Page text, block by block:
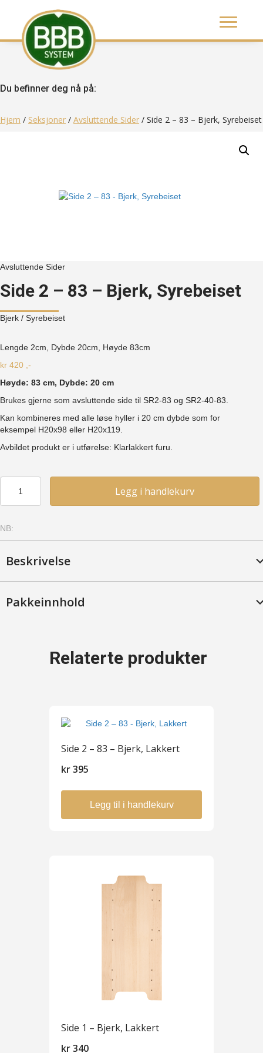
Du befinner deg nå på:
Hjem / Seksjoner / Avsluttende Sider / Side 2 – 83 – Bjerk, Syrebeiset
Avsluttende Sider
Side 2 – 83 – Bjerk, Syrebeiset
Bjerk / Syrebeiset
Lengde 2cm, Dybde 20cm, Høyde 83cm
kr 420 ,-
Høyde: 83 cm, Dybde: 20 cm
Brukes gjerne som avsluttende side til SR2-83 og SR2-40-83.
Kan kombineres med alle løse hyller i 20 cm dybde som for
eksempel H20x98 eller H20x119.
Avbildet produkt er i utførelse: Klarlakkert furu.
–
-
Bjerk,
antall
Legg i handlekurv
NB:
Beskrivelse
Pakkeinnhold
Relaterte produkter
Side 2 – 83 – Bjerk, Lakkert
kr395
Legg til i handlekurv
Side 1 – Bjerk, Lakkert
kr340